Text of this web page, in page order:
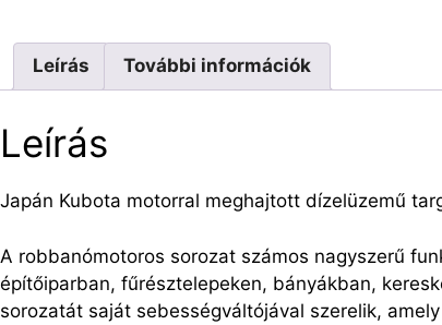
Leírás További információk
Leírás
Japán Kubota motorral meghajtott dízelüzemű
A robbanómotoros sorozat számos nagyszerű
építőiparban, fűrésztelepeken, bányákban,
sorozatát saját sebességváltójával szerelik,